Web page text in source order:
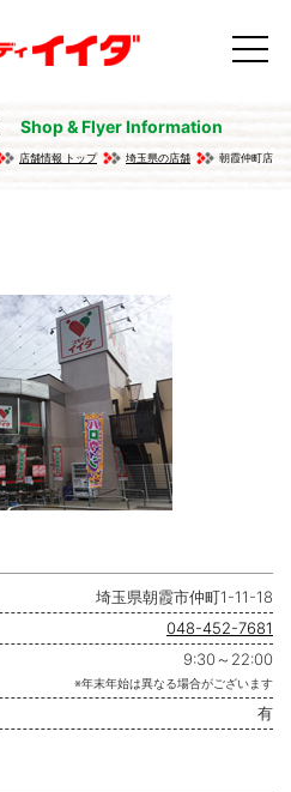
Shop & Flyer Information
店舗情報 トップ 埼玉県の店舗 朝霞仲町店
埼玉県朝霞市仲町1-11-18
048-452-7681
9:30～22:00
※年末年始は異なる場合がございます
有